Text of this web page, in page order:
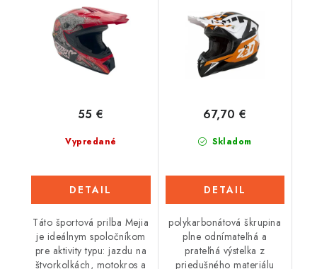
Vypredané
55 €
DETAIL
Táto športová prilba Mejia
je ideálnym spoločníkom
pre aktivity typu: jazdu na
štvorkolkách, motokros a
Skladom
67,70 €
DETAIL
polykarbonátová škrupina
plne odnímateľná a
prateľná výstelka z
priedušného materiálu